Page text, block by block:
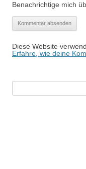
Benachrichtige mich
Diese Website
Erfahre, wie deine